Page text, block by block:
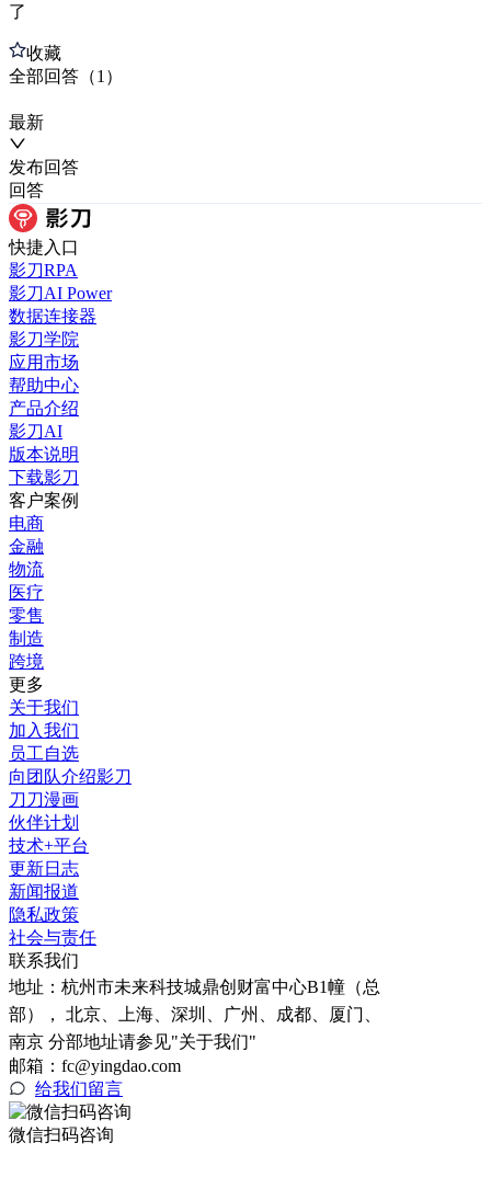
了
收藏
全部回答 （1 ）
最新
发布回答
回答
快捷入口
影刀RPA
影刀AI Power
数据连接器
影刀学院
应用市场
帮助中心
产品介绍
影刀AI
版本说明
下载影刀
客户案例
电商
金融
物流
医疗
零售
制造
跨境
更多
关于我们
加入我们
员工自选
向团队介绍影刀
刀刀漫画
伙伴计划
技术+平台
更新日志
新闻报道
隐私政策
社会与责任
联系我们
地址： 杭州市未来科技城鼎创财富中心B1幢（总
部）， 北京、上海、深圳、广州、成都、厦门、
南京 分部地址请参见"关于我们"
邮箱：fc@yingdao.com
给我们留言
微信扫码咨询